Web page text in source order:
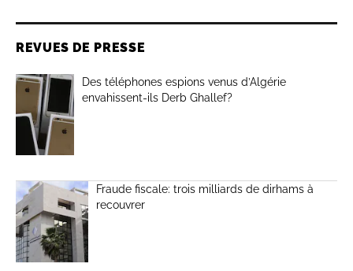
REVUES DE PRESSE
Des téléphones espions venus d’Algérie
envahissent-ils Derb Ghallef?
Fraude fiscale: trois milliards de dirhams à
recouvrer